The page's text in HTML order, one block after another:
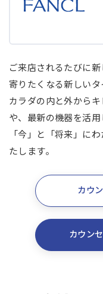
ご来店されるたびに
寄りたくなる新しいタ
カラダの内と外から
や、最新の機器を活用
「今」と「将来」に
たします。
カウ
カウン